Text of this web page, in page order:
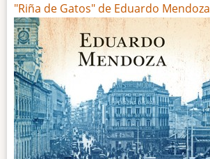
"Riña de Gatos" de Eduardo Mendoza